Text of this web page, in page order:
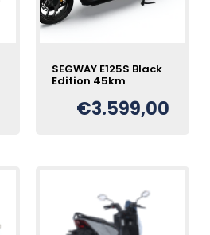
SEGWAY E125S Black
Edition 45km
€3.599,00